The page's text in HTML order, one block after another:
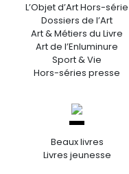
L’Objet d’Art Hors-série
Dossiers de l’Art
Art & Métiers du Livre
Art de l’Enluminure
Sport & Vie
Hors-séries presse
Beaux livres
Livres jeunesse